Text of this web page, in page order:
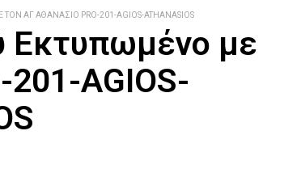
ΑΓ ΑΘΑΝΆΣΙΟ PRO-201-AGIOS-ATHANASIOS
Εκτυπωμένο με
201-AGIOS-